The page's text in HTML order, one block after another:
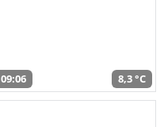
09:06 8,3 °C